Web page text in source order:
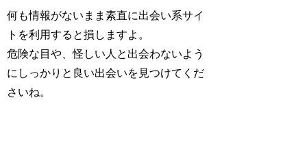
何も情報がないまま素直に出会い系サイ
トを利用すると損しますよ。
危険な目や、怪しい人と出会わないよう
にしっかりと良い出会いを見つけてくだ
さいね。